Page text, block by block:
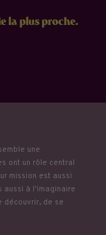
la plus proche.
une
ont un rôle central
mission est aussi
aussi à l'imaginaire
découvrir, de se